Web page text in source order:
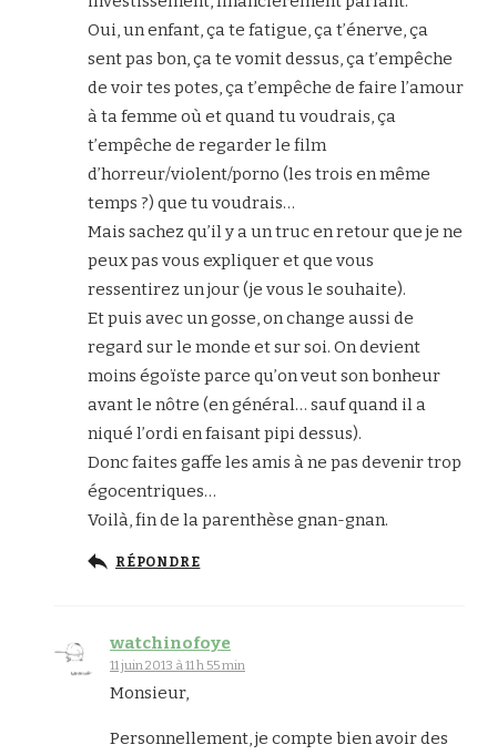
Oui, un enfant, ça te fatigue, ça t’énerve, ça
sent pas bon, ça te vomit dessus, ça t’empêche
de voir tes potes, ça t’empêche de faire l’amour
à ta femme où et quand tu voudrais, ça
t’empêche de regarder le film
d’horreur/violent/porno (les trois en même
temps ?) que tu voudrais…
Mais sachez qu’il y a un truc en retour que je ne
peux pas vous expliquer et que vous
ressentirez un jour (je vous le souhaite).
Et puis avec un gosse, on change aussi de
regard sur le monde et sur soi. On devient
moins égoïste parce qu’on veut son bonheur
avant le nôtre (en général… sauf quand il a
niqué l’ordi en faisant pipi dessus).
Donc faites gaffe les amis à ne pas devenir trop
égocentriques…
Voilà, fin de la parenthèse gnan-gnan.
RÉPONDRE
watchinofoye
11 juin 2013 à 11 h 55 min
Monsieur,
Personnellement, je compte bien avoir des